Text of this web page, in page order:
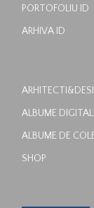
PORTOFOLIU ID
ARHIVA ID
ALBUME
ALBUME DE
SHOP